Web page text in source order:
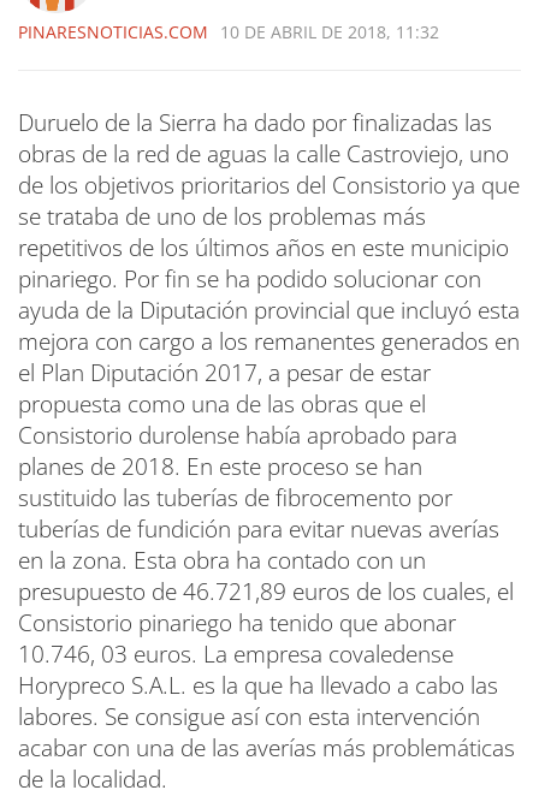
PINARESNOTICIAS.COM 10 DE ABRIL DE 2018, 11:32
Duruelo de la Sierra ha dado por finalizadas las
obras de la red de aguas la calle Castroviejo, uno
de los objetivos prioritarios del Consistorio ya que
se trataba de uno de los problemas más
repetitivos de los últimos años en este municipio
pinariego. Por fin se ha podido solucionar con
ayuda de la Diputación provincial que incluyó esta
mejora con cargo a los remanentes generados en
el Plan Diputación 2017, a pesar de estar
propuesta como una de las obras que el
Consistorio durolense había aprobado para
planes de 2018. En este proceso se han
sustituido las tuberías de fibrocemento por
tuberías de fundición para evitar nuevas averías
en la zona. Esta obra ha contado con un
presupuesto de 46.721,89 euros de los cuales, el
Consistorio pinariego ha tenido que abonar
10.746, 03 euros. La empresa covaledense
Horypreco S.A.L. es la que ha llevado a cabo las
labores. Se consigue así con esta intervención
acabar con una de las averías más problemáticas
de la localidad.